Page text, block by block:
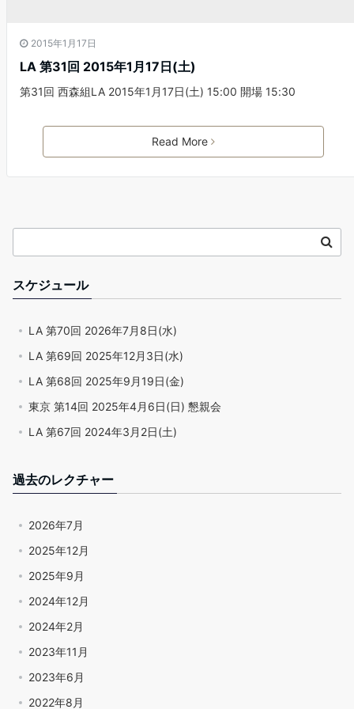
2015年1月17日
LA 第31回 2015年1月17日(土)
第31回 西森組LA 2015年1月17日(土) 15:00 開場 15:30
Read More
スケジュール
LA 第70回 2026年7月8日(水)
LA 第69回 2025年12月3日(水)
LA 第68回 2025年9月19日(金)
東京 第14回 2025年4月6日(日) 懇親会
LA 第67回 2024年3月2日(土)
過去のレクチャー
2026年7月
2025年12月
2025年9月
2024年12月
2024年2月
2023年11月
2023年6月
2022年8月